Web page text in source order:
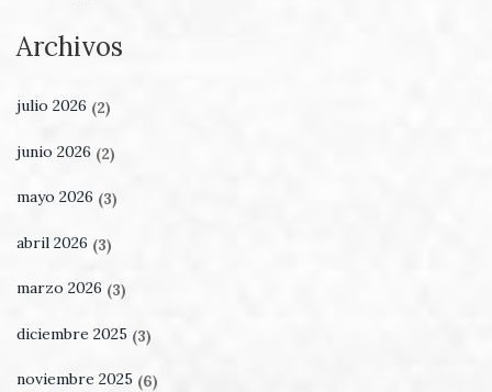
Archivos
julio 2026 (2)
junio 2026 (2)
mayo 2026 (3)
abril 2026 (3)
marzo 2026 (3)
diciembre 2025 (3)
noviembre 2025 (6)